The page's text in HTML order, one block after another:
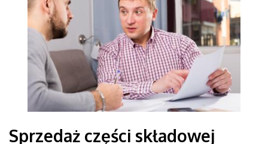
Sprzedaż części składowej